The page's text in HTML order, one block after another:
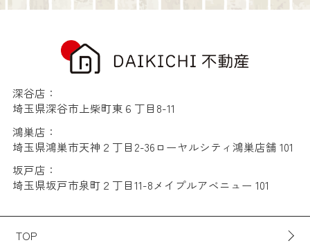
深谷店：
埼玉県深谷市上柴町東６丁目8-11
鴻巣店：
埼玉県鴻巣市天神２丁目2-36ローヤルシティ鴻巣店舗 101
坂戸店：
埼玉県坂戸市泉町２丁目11-8メイプルアベニュー 101
TOP